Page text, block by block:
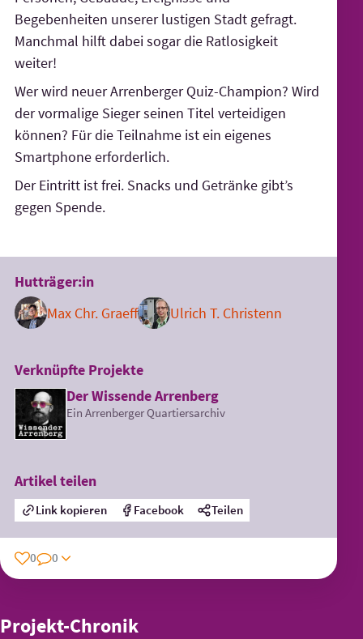
Begebenheiten unserer lustigen Stadt gefragt.
Manchmal hilft dabei sogar die Ratlosigkeit
weiter!
Wer wird neuer Arrenberger Quiz-Champion? Wird
der vormalige Sieger seinen Titel verteidigen
können? Für die Teilnahme ist ein eigenes
Smartphone erforderlich.
Der Eintritt ist frei. Snacks und Getränke gibt’s
gegen Spende.
Hutträger:in
Max Chr. Graeff
Ulrich T. Christenn
Verknüpfte Projekte
Der Wissende Arrenberg
Ein Arrenberger Quartiersarchiv
Artikel teilen
Link kopieren Facebook Teilen
0 0
Projekt-Chronik